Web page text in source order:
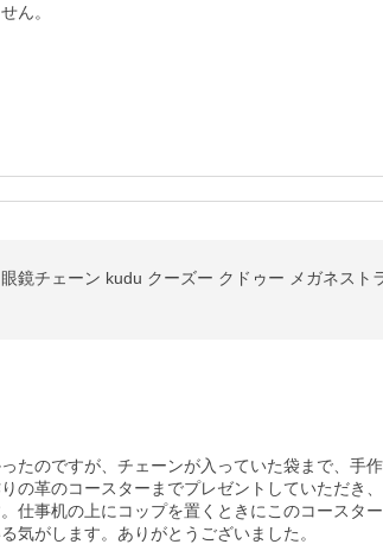
ん。
たのですが、チェーンが入っていた袋まで、手
の革のコースターまでプレゼントしていただき
仕事机の上にコップを置くときにこのコースタ
気がします。ありがとうございました。